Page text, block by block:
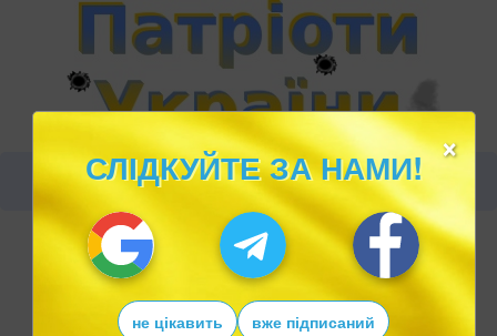
×
СЛІДКУЙТЕ ЗА НАМИ!
не цікавить вже підписаний